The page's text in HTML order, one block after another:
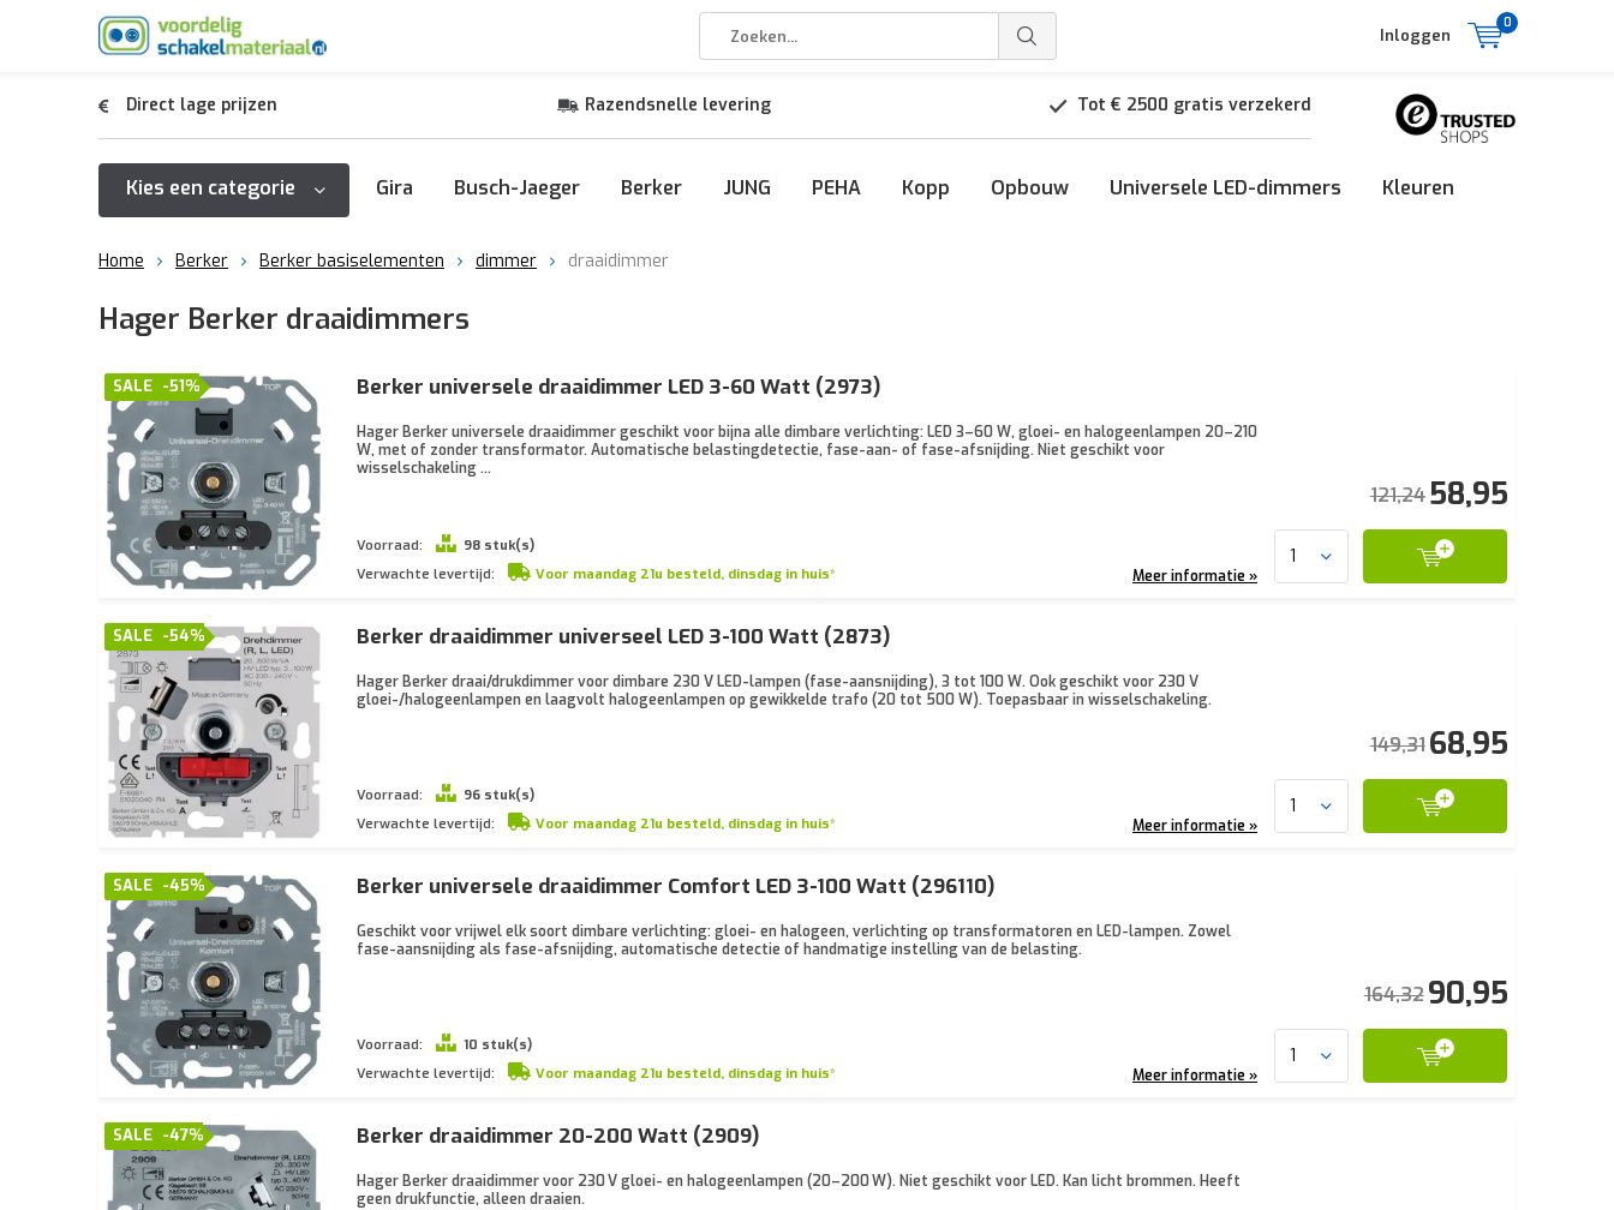
Inloggen
0
Direct lage prijzen Razendsnelle levering Tot € 2500 gratis verzekerd
Kies een categorie Gira Busch-Jaeger Berker JUNG PEHA Kopp Opbouw Universele LED-dimmers Kleuren
Home Berker Berker basiselementen dimmer draaidimmer
Hager Berker draaidimmers
-51%
SALE Berker universele draaidimmer LED 3-60 Watt (2973)
Hager Berker universele draaidimmer geschikt voor bijna alle dimbare verlichting: LED 3–60 W, gloei- en halogeenlampen 20–210
W, met of zonder transformator. Automatische belastingdetectie, fase-aan- of fase-afsnijding. Niet geschikt voor
wisselschakeling ...
Voorraad:
98 stuk(s)
Verwachte levertijd:
Voor maandag 21u besteld, dinsdag in huis*
121,2458,95
Meer informatie »
-54%
SALE Berker draaidimmer universeel LED 3-100 Watt (2873)
Hager Berker draai/drukdimmer voor dimbare 230 V LED-lampen (fase-aansnijding), 3 tot 100 W. Ook geschikt voor 230 V
gloei-/halogeenlampen en laagvolt halogeenlampen op gewikkelde trafo (20 tot 500 W). Toepasbaar in wisselschakeling.
Voorraad:
96 stuk(s)
Verwachte levertijd:
Voor maandag 21u besteld, dinsdag in huis*
149,3168,95
Meer informatie »
-45%
SALE Berker universele draaidimmer Comfort LED 3-100 Watt (296110)
Geschikt voor vrijwel elk soort dimbare verlichting: gloei- en halogeen, verlichting op transformatoren en LED-lampen. Zowel
fase-aansnijding als fase-afsnijding, automatische detectie of handmatige instelling van de belasting.
Voorraad:
10 stuk(s)
Verwachte levertijd:
Voor maandag 21u besteld, dinsdag in huis*
164,3290,95
Meer informatie »
-47%
SALE Berker draaidimmer 20-200 Watt (2909)
Hager Berker draaidimmer voor 230 V gloei- en halogeenlampen (20–200 W). Niet geschikt voor LED. Kan licht brommen. Heeft
geen drukfunctie, alleen draaien.